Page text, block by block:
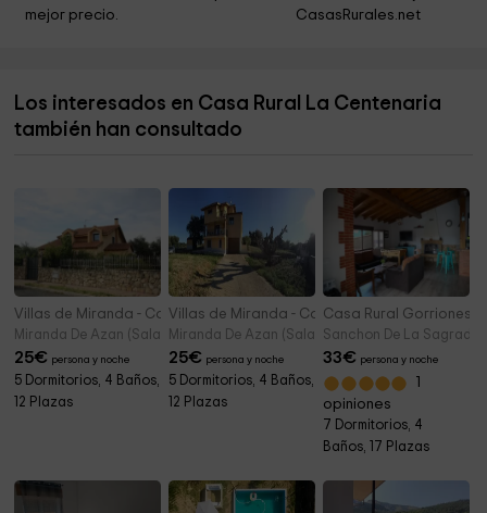
Ayuntamiento de Diego del Carpio 9,9 km
Las Cárcavas Natural Park 10,4 km
mejor precio.
CasasRurales.net
Los interesados en Casa Rural La Centenaria
también han consultado
Villas de Miranda - Casa 1
Miranda De Azan (Salamanca)
25€ persona y noche
5 Dormitorios, 4 Baños,
12 Plazas
Villas de Miranda - Casa 2
Miranda De Azan (Salamanca)
25€ persona y noche
5 Dormitorios, 4 Baños,
12 Plazas
Casa Rural Gorriones
Sanchon De La Sagrada
33€ persona y noche
opiniones
7 Dormitorios, 4
Baños, 17 Plazas